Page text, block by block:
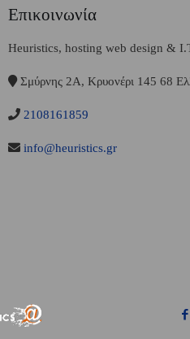
Επικοινωνία
Heuristics, hosting web design &
Σμύρνης 2A, Κρυονέρι 145 68
2108161859
info@heuristics.gr